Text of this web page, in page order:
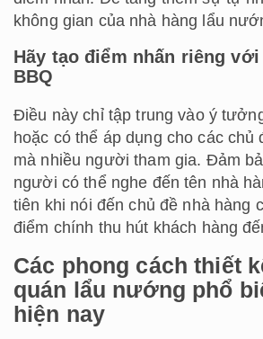
không gian của nhà hàng lẩu
Hãy tạo điểm nhấn riêng với
BBQ
Điều này chỉ tập trung vào ý
hoặc có thể áp dụng cho các chủ
mà nhiều người tham gia. Đảm
người có thể nghe đến tên nhà
tiên khi nói đến chủ đề nhà hàng
điểm chính thu hút khách hàng
Các phong cách thiết
quán lẩu nướng phổ
hiện nay